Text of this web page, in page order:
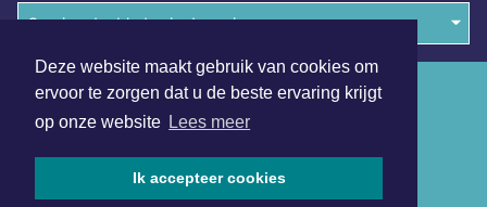
Deze website maakt gebruik van cookies om
ervoor te zorgen dat u de beste ervaring krijgt
op onze website Lees meer
Ik accepteer cookies
Overige dagbladen in de regio
Algemene voorwaarden
Disclaimer